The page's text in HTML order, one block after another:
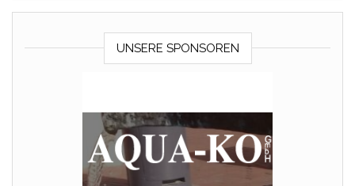
UNSERE SPONSOREN